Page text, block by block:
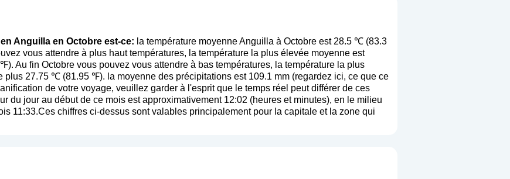
Anguilla en Octobre est-ce: la température moyenne Anguilla à Octobre est 28.5 ℃ (83.3
vous attendre à plus haut températures, la température la plus élevée moyenne est
Au fin Octobre vous pouvez vous attendre à bas températures, la température la plus
plus 27.75 ℃ (81.95 ℉). la moyenne des précipitations est 109.1 mm (regardez ici, ce que ce
de votre voyage, veuillez garder à l'esprit que le temps réel peut différer de ces
du jour au début de ce mois est approximativement 12:02 (heures et minutes), en le milieu
11:33.Ces chiffres ci-dessus sont valables principalement pour la capitale et la zone qui